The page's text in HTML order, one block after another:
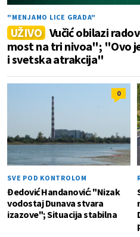
"MENJAMO LICE GRADA"
UŽIVO Vučić obilazi
most na tri nivoa"; "Ovo
i svetska atrakcija"
0
SVE POD KONTROLOM
Đedović Handanović: "Nizak
vodostaj Dunava stvara
izazove"; Situacija stabilna